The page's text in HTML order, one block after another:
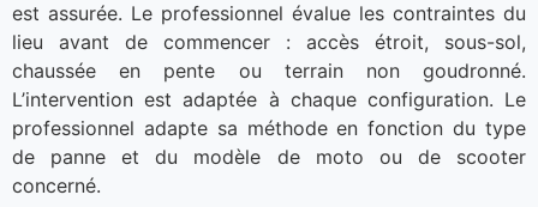
est assurée. Le professionnel évalue les contraintes du
lieu avant de commencer : accès étroit, sous-sol,
chaussée en pente ou terrain non goudronné.
L’intervention est adaptée à chaque configuration. Le
professionnel adapte sa méthode en fonction du type
de panne et du modèle de moto ou de scooter
concerné.